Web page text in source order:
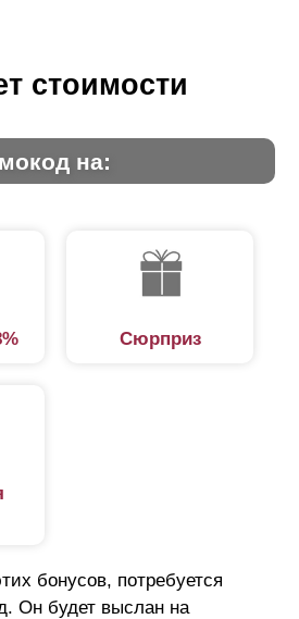
стоимости
на:
Сюрприз
бонусов, потребуется
Он будет выслан на